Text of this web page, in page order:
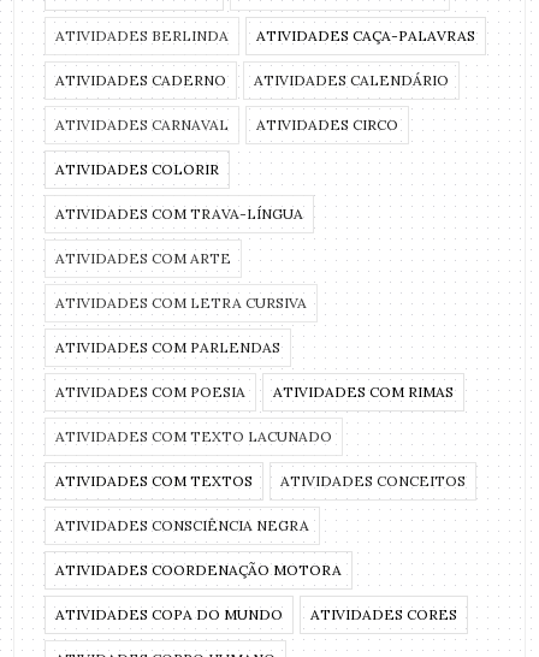
ATIVIDADES BERLINDA ATIVIDADES CAÇA-PALAVRAS
ATIVIDADES CADERNO ATIVIDADES CALENDÁRIO
ATIVIDADES CARNAVAL ATIVIDADES CIRCO
ATIVIDADES COLORIR
ATIVIDADES COM TRAVA-LÍNGUA
ATIVIDADES COM ARTE
ATIVIDADES COM LETRA CURSIVA
ATIVIDADES COM PARLENDAS
ATIVIDADES COM POESIA ATIVIDADES COM RIMAS
ATIVIDADES COM TEXTO LACUNADO
ATIVIDADES COM TEXTOS ATIVIDADES CONCEITOS
ATIVIDADES CONSCIÊNCIA NEGRA
ATIVIDADES COORDENAÇÃO MOTORA
ATIVIDADES COPA DO MUNDO ATIVIDADES CORES